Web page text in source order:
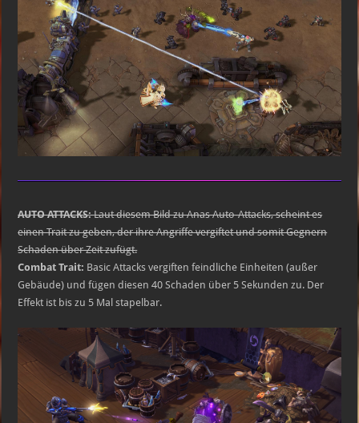
AUTO ATTACKS:Laut diesem Bild zu Anas Auto-Attacks, scheint es
einen Trait zu geben, der ihre Angriffe vergiftet und somit Gegnern
Schaden über Zeit zufügt.
Combat Trait: Basic Attacks vergiften feindliche Einheiten (außer
Gebäude) und fügen diesen 40 Schaden über 5 Sekunden zu. Der
Effekt ist bis zu 5 Mal stapelbar.